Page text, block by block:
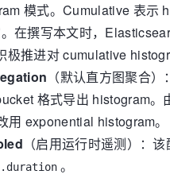
模式。Cumulative 表示
在撰写本文时，
极推进对 cumulative
（默认直方图聚合
格式导出 histogram
exponential histogram。
（启用运行时遥测）：
。